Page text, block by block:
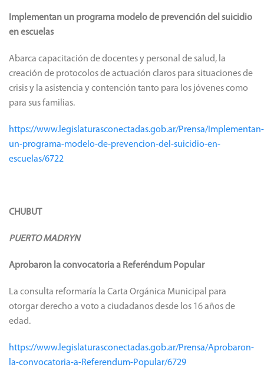
Implementan un programa modelo de prevención del suicidio
en escuelas
Abarca capacitación de docentes y personal de salud, la
creación de protocolos de actuación claros para situaciones de
crisis y la asistencia y contención tanto para los jóvenes como
para sus familias.
https://www.legislaturasconectadas.gob.ar/Prensa/Implementan-
un-programa-modelo-de-prevencion-del-suicidio-en-
escuelas/6722
CHUBUT
PUERTO MADRYN
Aprobaron la convocatoria a Referéndum Popular
La consulta reformaría la Carta Orgánica Municipal para
otorgar derecho a voto a ciudadanos desde los 16 años de
edad.
https://www.legislaturasconectadas.gob.ar/Prensa/Aprobaron-
la-convocatoria-a-Referendum-Popular/6729